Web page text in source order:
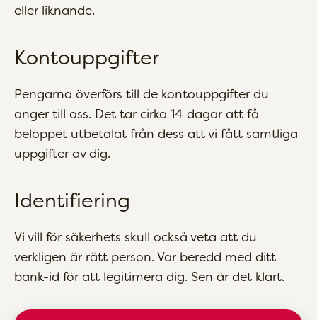
eller liknande.
Kontouppgifter
Pengarna överförs till de kontouppgifter du
anger till oss. Det tar cirka 14 dagar att få
beloppet utbetalat från dess att vi fått samtliga
uppgifter av dig.
Identifiering
Vi vill för säkerhets skull också veta att du
verkligen är rätt person. Var beredd med ditt
bank-id för att legitimera dig. Sen är det klart.